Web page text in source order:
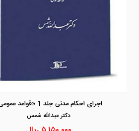
اجرای احکام مدنی جلد 1 «قواعد عمومی»
دكتر عبدالله شمس